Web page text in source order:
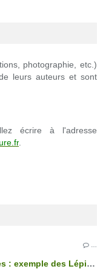
La maturation sexuelle chez les Insectes : exemple des Lépidoptères
photographie, etc.)
leurs auteurs et sont
écrire à l'adresse